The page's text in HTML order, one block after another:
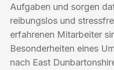
Aufgaben und sorgen
reibungslos und
erfahrenen Mitarbeiter
Besonderheiten eines
nach East